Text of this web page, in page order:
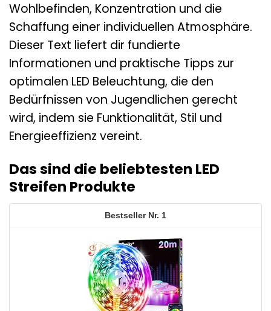
Wohlbefinden, Konzentration und die
Schaffung einer individuellen Atmosphäre.
Dieser Text liefert dir fundierte
Informationen und praktische Tipps zur
optimalen LED Beleuchtung, die den
Bedürfnissen von Jugendlichen gerecht
wird, indem sie Funktionalität, Stil und
Energieeffizienz vereint.
Das sind die beliebtesten LED
Streifen Produkte
1